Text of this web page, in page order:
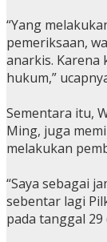
“Yang
pemeriksaan,
anarkis. Karena
hukum,”
Sementara itu,
Ming, juga
melakukan
“Saya sebagai
sebentar lagi
pada tanggal 29